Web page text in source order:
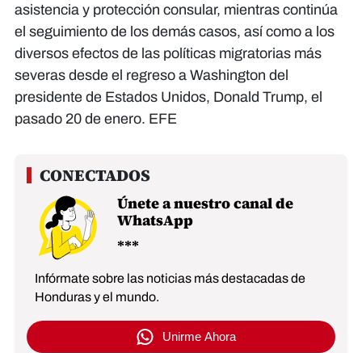
asistencia y protección consular, mientras continúa
el seguimiento de los demás casos, así como a los
diversos efectos de las políticas migratorias más
severas desde el regreso a Washington del
presidente de Estados Unidos, Donald Trump, el
pasado 20 de enero. EFE
Únete a nuestro canal de
WhatsApp
Infórmate sobre las noticias más destacadas de
Honduras y el mundo.
Unirme Ahora